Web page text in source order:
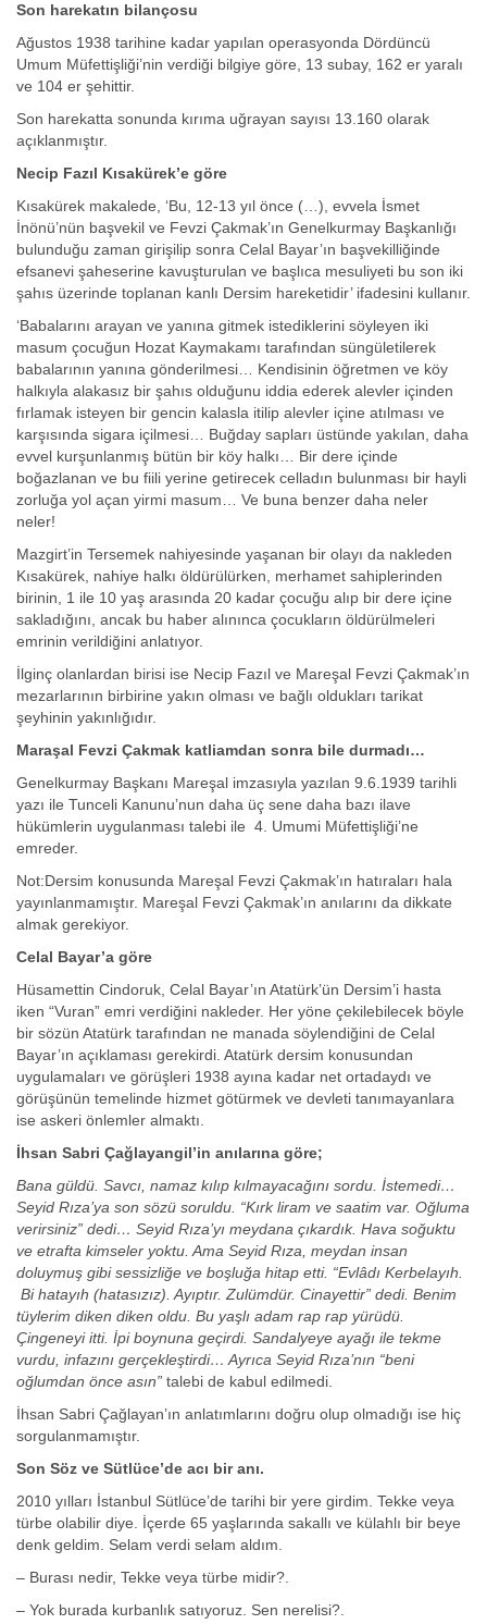
Son harekatın bilançosu
Ağustos 1938 tarihine kadar yapılan operasyonda Dördüncü
Umum Müfettişliği’nin verdiği bilgiye göre, 13 subay, 162 er yaralı
ve 104 er şehittir.
Son harekatta sonunda kırıma uğrayan sayısı 13.160 olarak
açıklanmıştır.
Necip Fazıl Kısakürek’e göre
Kısakürek makalede, ‘Bu, 12-13 yıl önce (…), evvela İsmet
İnönü’nün başvekil ve Fevzi Çakmak’ın Genelkurmay Başkanlığı
bulunduğu zaman girişilip sonra Celal Bayar’ın başvekilliğinde
efsanevi şaheserine kavuşturulan ve başlıca mesuliyeti bu son iki
şahıs üzerinde toplanan kanlı Dersim hareketidir’ ifadesini kullanır.
‘Babalarını arayan ve yanına gitmek istediklerini söyleyen iki
masum çocuğun Hozat Kaymakamı tarafından süngületilerek
babalarının yanına gönderilmesi… Kendisinin öğretmen ve köy
halkıyla alakasız bir şahıs olduğunu iddia ederek alevler içinden
fırlamak isteyen bir gencin kalasla itilip alevler içine atılması ve
karşısında sigara içilmesi… Buğday sapları üstünde yakılan, daha
evvel kurşunlanmış bütün bir köy halkı… Bir dere içinde
boğazlanan ve bu fiili yerine getirecek celladın bulunması bir hayli
zorluğa yol açan yirmi masum… Ve buna benzer daha neler
neler!
Mazgirt’in Tersemek nahiyesinde yaşanan bir olayı da nakleden
Kısakürek, nahiye halkı öldürülürken, merhamet sahiplerinden
birinin, 1 ile 10 yaş arasında 20 kadar çocuğu alıp bir dere içine
sakladığını, ancak bu haber alınınca çocukların öldürülmeleri
emrinin verildiğini anlatıyor.
İlginç olanlardan birisi ise Necip Fazıl ve Mareşal Fevzi Çakmak’ın
mezarlarının birbirine yakın olması ve bağlı oldukları tarikat
şeyhinin yakınlığıdır.
Maraşal Fevzi Çakmak katliamdan sonra bile durmadı…
Genelkurmay Başkanı Mareşal imzasıyla yazılan 9.6.1939 tarihli
yazı ile Tunceli Kanunu’nun daha üç sene daha bazı ilave
hükümlerin uygulanması talebi ile 4. Umumi Müfettişliği’ne
emreder.
Not:Dersim konusunda Mareşal Fevzi Çakmak’ın hatıraları hala
yayınlanmamıştır. Mareşal Fevzi Çakmak’ın anılarını da dikkate
almak gerekiyor.
Celal Bayar’a göre
Hüsamettin Cindoruk, Celal Bayar’ın Atatürk’ün Dersim’i hasta
iken “Vuran” emri verdiğini nakleder. Her yöne çekilebilecek böyle
bir sözün Atatürk tarafından ne manada söylendiğini de Celal
Bayar’ın açıklaması gerekirdi. Atatürk dersim konusundan
uygulamaları ve görüşleri 1938 ayına kadar net ortadaydı ve
görüşünün temelinde hizmet götürmek ve devleti tanımayanlara
ise askeri önlemler almaktı.
İhsan Sabri Çağlayangil’in anılarına göre;
Bana güldü. Savcı, namaz kılıp kılmayacağını sordu. İstemedi…
Seyid Rıza’ya son sözü soruldu. “Kırk liram ve saatim var. Oğluma
verirsiniz” dedi… Seyid Rıza’yı meydana çıkardık. Hava soğuktu
ve etrafta kimseler yoktu. Ama Seyid Rıza, meydan insan
doluymuş gibi sessizliğe ve boşluğa hitap etti. “Evlâdı Kerbelayıh.
Bi hatayıh (hatasızız). Ayıptır. Zulümdür. Cinayettir” dedi. Benim
tüylerim diken diken oldu. Bu yaşlı adam rap rap yürüdü.
Çingeneyi itti. İpi boynuna geçirdi. Sandalyeye ayağı ile tekme
vurdu, infazını gerçekleştirdi… Ayrıca Seyid Rıza’nın “beni
oğlumdan önce asın” talebi de kabul edilmedi.
İhsan Sabri Çağlayan’ın anlatımlarını doğru olup olmadığı ise hiç
sorgulanmamıştır.
Son Söz ve Sütlüce’de acı bir anı.
2010 yılları İstanbul Sütlüce’de tarihi bir yere girdim. Tekke veya
türbe olabilir diye. İçerde 65 yaşlarında sakallı ve külahlı bir beye
denk geldim. Selam verdi selam aldım.
– Burası nedir, Tekke veya türbe midir?.
– Yok burada kurbanlık satıyoruz. Sen nerelisi?.